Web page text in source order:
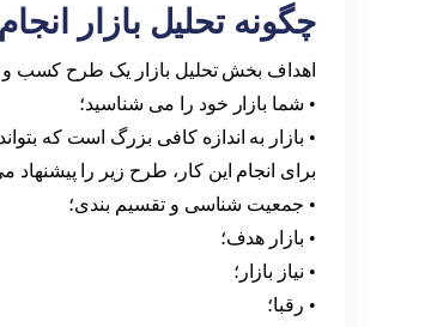
چگونه تحلیل بازار
اهداف بخش تحلیل بازار یک طرح کسب و
• شما بازار خود را می شناسید؛
• بازار به اندازه کافی بزرگ است که
برای انجام این کار، طرح زیر را پیشنهاد
• جمعیت شناسی و تقسیم بندی؛
• بازار هدف؛
• نیاز بازار؛
• رقبا؛